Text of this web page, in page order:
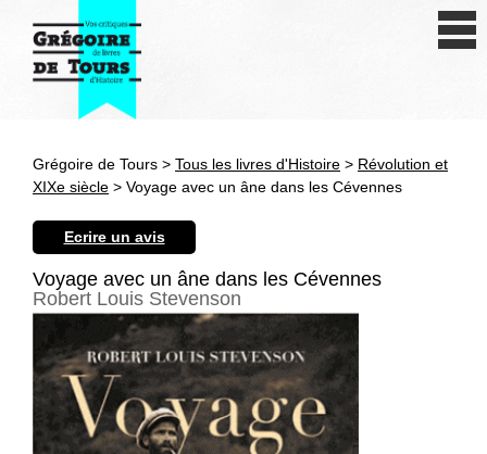
Antiquité
Epoque moderne
Révolution et XIXe siècle
XXe siècle
Autres civilisations
Grégoire de Tours > Tous les livres d'Histoire > Révolution et
XIXe siècle > Voyage avec un âne dans les Cévennes
Ecrire un avis
Voyage avec un âne dans les Cévennes
Robert Louis Stevenson